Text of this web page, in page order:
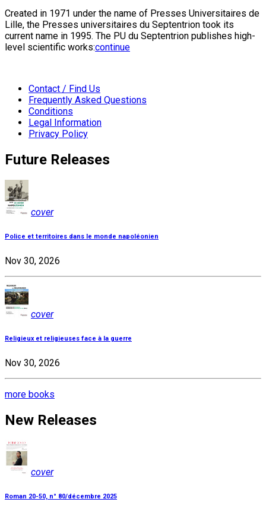
Created in 1971 under the name of Presses Universitaires de
Lille, the Presses universitaires du Septentrion took its
current name in 1995. The PU du Septentrion publishes high-
level scientific works:continue
Contact / Find Us
Frequently Asked Questions
Conditions
Legal Information
Privacy Policy
Future Releases
cover
Police et territoires dans le monde napoléonien
Nov 30, 2026
cover
Religieux et religieuses face à la guerre
Nov 30, 2026
more books
New Releases
cover
Roman 20-50, n° 80/décembre 2025